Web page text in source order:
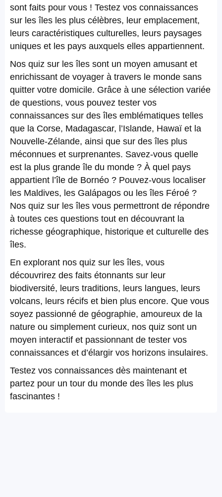
sont faits pour vous ! Testez vos connaissances
sur les îles les plus célèbres, leur emplacement,
leurs caractéristiques culturelles, leurs paysages
uniques et les pays auxquels elles appartiennent.
Nos quiz sur les îles sont un moyen amusant et
enrichissant de voyager à travers le monde sans
quitter votre domicile. Grâce à une sélection variée
de questions, vous pouvez tester vos
connaissances sur des îles emblématiques telles
que la Corse, Madagascar, l’Islande, Hawaï et la
Nouvelle-Zélande, ainsi que sur des îles plus
méconnues et surprenantes. Savez-vous quelle
est la plus grande île du monde ? À quel pays
appartient l’île de Bornéo ? Pouvez-vous localiser
les Maldives, les Galápagos ou les îles Féroé ?
Nos quiz sur les îles vous permettront de répondre
à toutes ces questions tout en découvrant la
richesse géographique, historique et culturelle des
îles.
En explorant nos quiz sur les îles, vous
découvrirez des faits étonnants sur leur
biodiversité, leurs traditions, leurs langues, leurs
volcans, leurs récifs et bien plus encore. Que vous
soyez passionné de géographie, amoureux de la
nature ou simplement curieux, nos quiz sont un
moyen interactif et passionnant de tester vos
connaissances et d’élargir vos horizons insulaires.
Testez vos connaissances dès maintenant et
partez pour un tour du monde des îles les plus
fascinantes !